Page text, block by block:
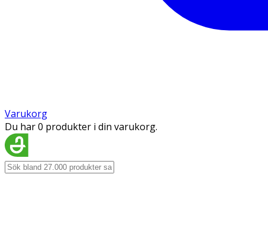
Varukorg
Du har 0 produkter i din varukorg.